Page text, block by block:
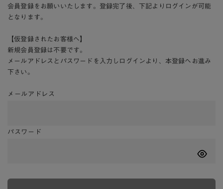
会員登録をお願いいたします。登録完了後、下記よりログインが可能
となります。
【仮登録されたお客様へ】
新規会員登録は不要です。
メールアドレスとパスワードを入力しログインより、本登録へお進み
下さい。
メールアドレス
パスワード